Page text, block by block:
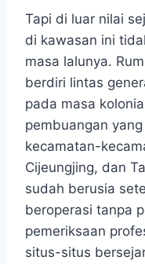
Tapi di luar nilai
di kawasan ini
masa lalunya.
berdiri lintas
pada masa
pembuangan
kecamatan-
Cijeungjing, dan
sudah berusia
beroperasi tanpa
pemeriksaan
situs-situs